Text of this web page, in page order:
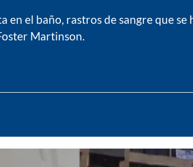
en el baño, rastros de sangre que
Martinson.